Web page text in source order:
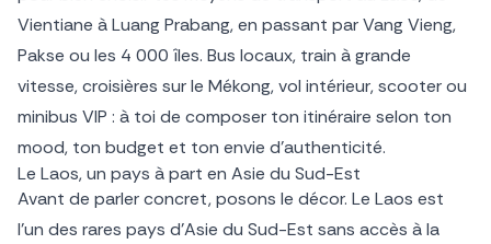
Vientiane à Luang Prabang, en passant par Vang Vieng,
Pakse ou les 4 000 îles. Bus locaux, train à grande
vitesse, croisières sur le Mékong, vol intérieur, scooter ou
minibus VIP : à toi de composer ton itinéraire selon ton
mood, ton budget et ton envie d’authenticité.
Le Laos, un pays à part en Asie du Sud-Est
Avant de parler concret, posons le décor. Le Laos est
l’un des rares pays d’Asie du Sud-Est sans accès à la